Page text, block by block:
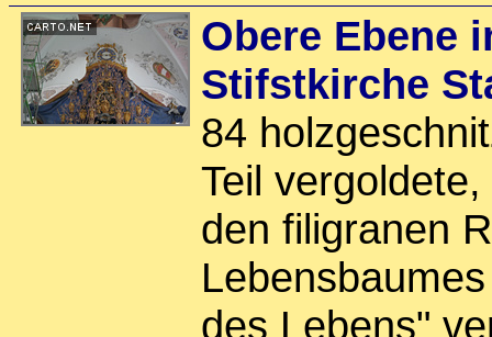
Obere Ebene
Stifstkirche
84
Teil
den filigranen
des Lebens"